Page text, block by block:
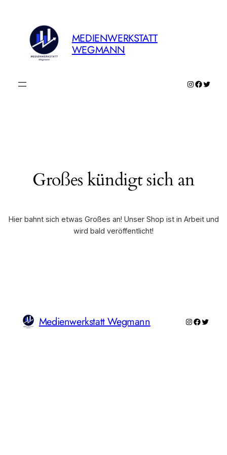
MEDIENWERKSTATT
WEGMANN
Instagram
Großes kündigt sich an
Hier bahnt sich etwas Großes an! Unser Shop ist in Arbeit und
wird bald veröffentlicht!
Medienwerkstatt Wegmann Instagram